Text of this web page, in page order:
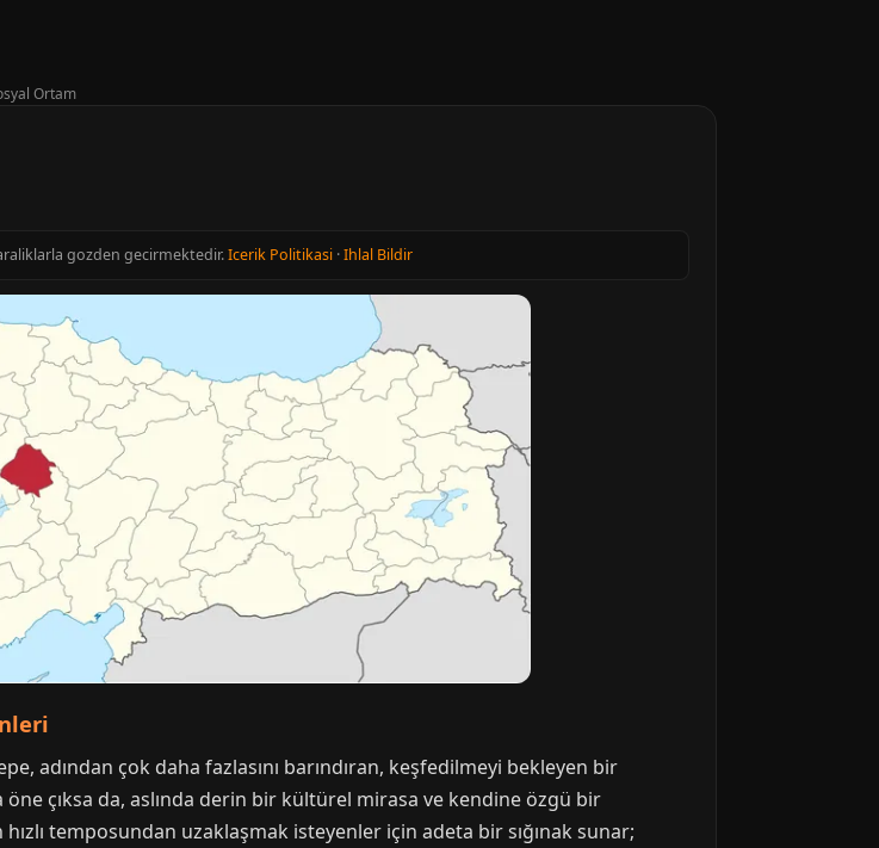
Ortam
gozden gecirmektedir.Icerik Politikasi ·Ihlal Bildir
adından çok daha fazlasını barındıran, keşfedilmeyi bekleyen bir
çıksa da, aslında derin bir kültürel mirasa ve kendine özgü bir
temposundan uzaklaşmak isteyenler için adeta bir sığınak sunar;